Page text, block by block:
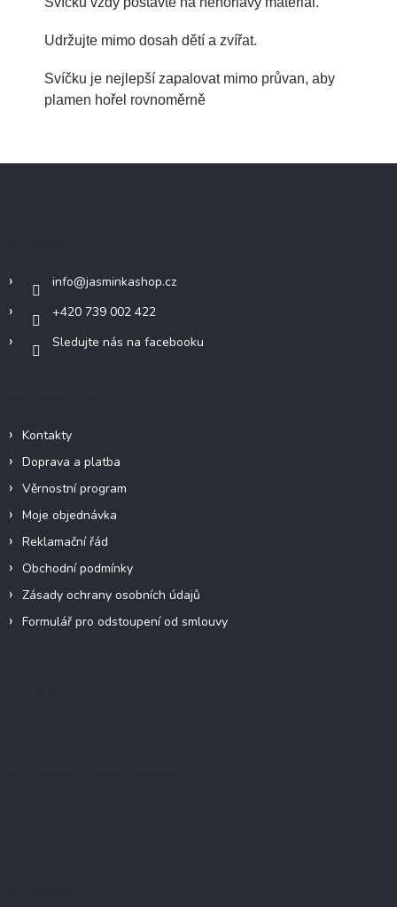
Udržujte mimo dosah dětí a zvířat.
Svíčku je nejlepší zapalovat mimo průvan, aby
plamen hořel rovnoměrně
info@jasminkashop.cz
+420 739 002 422
Sledujte nás na facebooku
Kontakty
Doprava a platba
Věrnostní program
Moje objednávka
Reklamační řád
Obchodní podmínky
Zásady ochrany osobních údajů
Formulář pro odstoupení od smlouvy